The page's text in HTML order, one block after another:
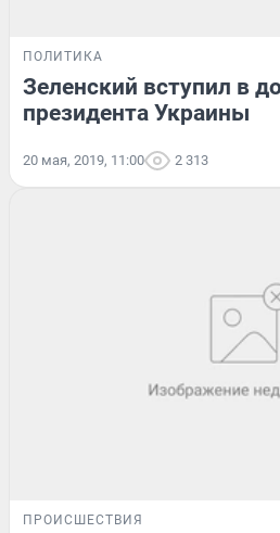
ПОЛИТИКА
Зеленский вступил в
президента Украины
20 мая, 2019, 11:00 2 313
ПРОИСШЕСТВИЯ